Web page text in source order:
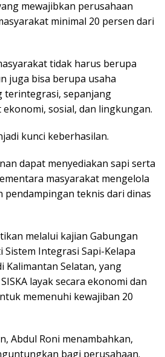
mewajibkan perusahaan
minimal 20 persen dari
tidak harus berupa
juga bisa berupa usaha
terintegrasi, sepanjang
sosial, dan lingkungan.
kunci keberhasilan.
dapat menyediakan sapi serta
masyarakat mengelola
pendampingan teknis dari dinas
melalui kajian Gabungan
Sistem Integrasi Sapi-Kelapa
Kalimantan Selatan, yang
layak secara ekonomi dan
memenuhi kewajiban 20
Abdul Roni menambahkan,
bagi perusahaan.